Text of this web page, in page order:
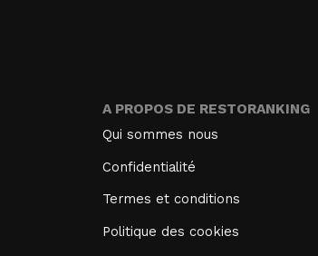
A PROPOS DE RESTORANKING
Qui sommes nous
Confidentialité
Termes et conditions
Politique des cookies